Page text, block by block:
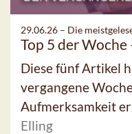
29.06.26 – Die
Top 5 der
Diese fünf Artikel
vergangene
Aufmerksamkeit
Elling